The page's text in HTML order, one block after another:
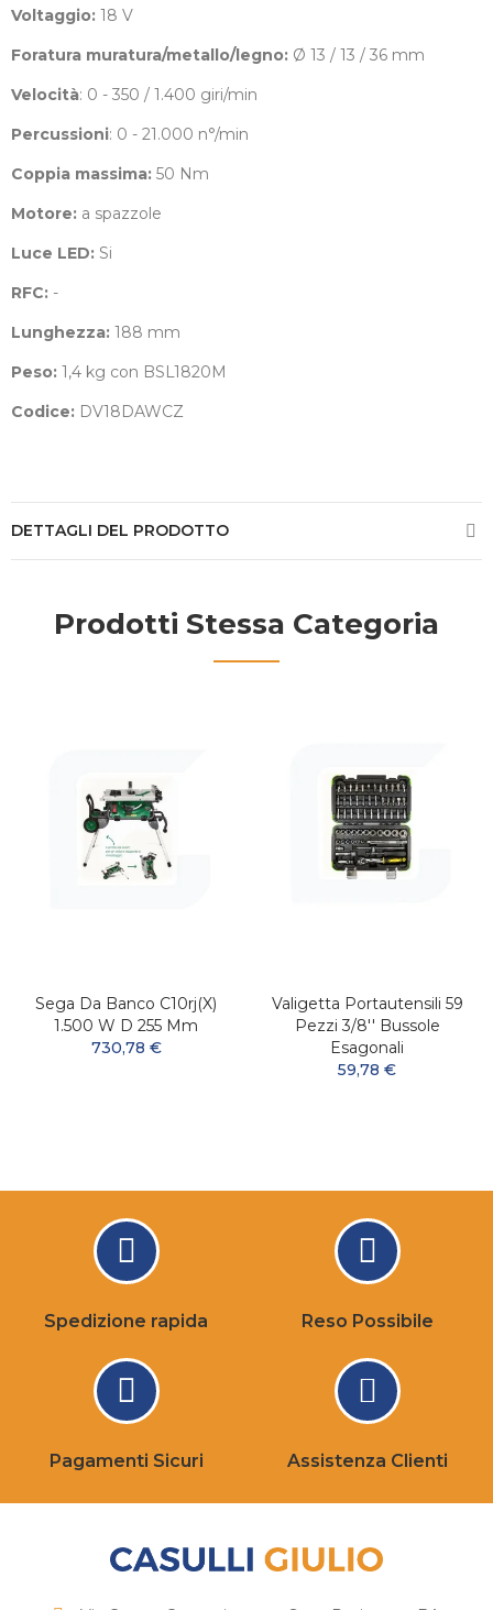
Voltaggio: 18 V
Foratura muratura/metallo/legno: Ø 13 / 13 / 36 mm
Velocità: 0 - 350 / 1.400 giri/min
Percussioni: 0 - 21.000 n°/min
Coppia massima: 50 Nm
Motore: a spazzole
Luce LED: Si
RFC: -
Lunghezza: 188 mm
Peso: 1,4 kg con BSL1820M
Codice: DV18DAWCZ
DETTAGLI DEL PRODOTTO
Prodotti Stessa Categoria
Sega Da Banco C10rj(x)
1.500 W D 255 Mm
730,78 €
Valigetta Portautensili 59
Pezzi 3/8'' Bussole
Esagonali
59,78 €
Spedizione rapida Reso Possibile
Pagamenti Sicuri Assistenza Clienti